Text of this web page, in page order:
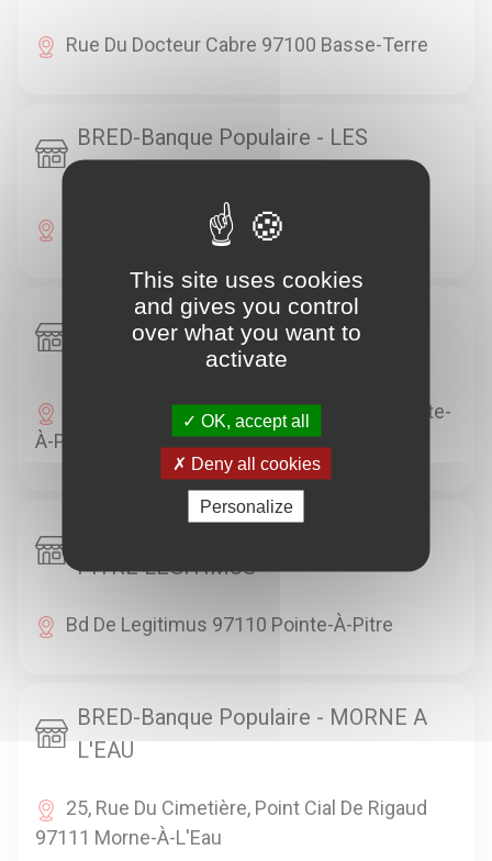
Rue Du Docteur Cabre 97100 Basse-Terre
BRED-Banque Populaire - LES
Ctre Cial 97110 Les Abymes
BRED-Banque Populaire - POINTE A
PITRE BOISNEUF
10, Rue Achille René Boisneuf 97110 Pointe-
À-Pitre
PITRE LEGITIMUS
Bd De Legitimus 97110 Pointe-À-Pitre
BRED-Banque Populaire - MORNE A
L'EAU
25, Rue Du Cimetière, Point Cial De Rigaud
97111 Morne-À-L'Eau
This site uses cookies
and gives you control
over what you want to
activate
OK, accept all
Deny all cookies
Personalize